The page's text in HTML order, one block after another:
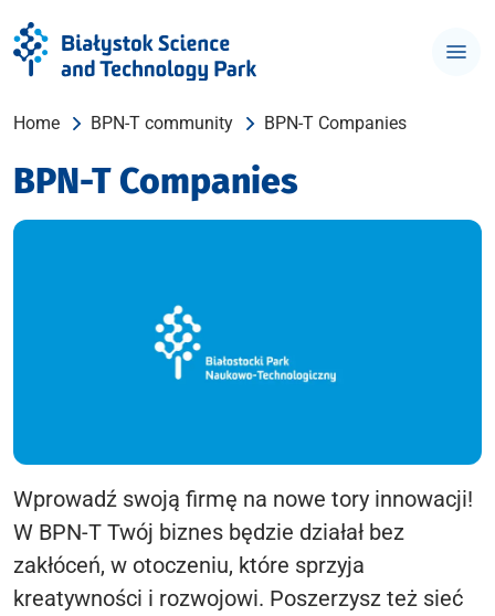
Home BPN-T community BPN-T Companies
BPN-T Companies
Wprowadź swoją firmę na nowe tory innowacji!
W BPN-T Twój biznes będzie działał bez
zakłóceń, w otoczeniu, które sprzyja
kreatywności i rozwojowi. Poszerzysz też sieć